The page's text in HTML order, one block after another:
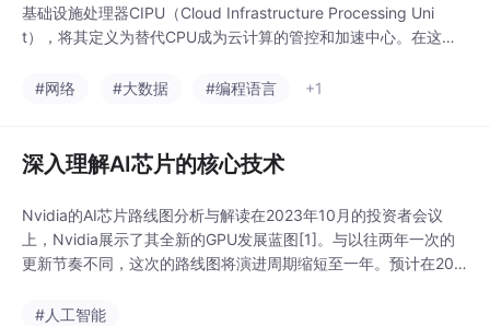
基础设施处理器CIPU（Cloud Infrastructure Processing Uni
t），将其定义为替代CPU成为云计算的管控和加速中心。在这个
快速云化并进行硬件加速，向上接入飞天云操作系统，将全球数百
#网络 #大数据 #编程语言 +1
深入理解AI芯片的核心技术
Nvidia的AI芯片路线图分析与解读在2023年10月的投资者会议
上，Nvidia展示了其全新的GPU发展蓝图[1]。与以往两年一次的
更新节奏不同，这次的路线图将演进周期缩短至一年。预计在202
也将面世。其AI芯片规划的战略核心是“One Architecture”统一架
#人工智能